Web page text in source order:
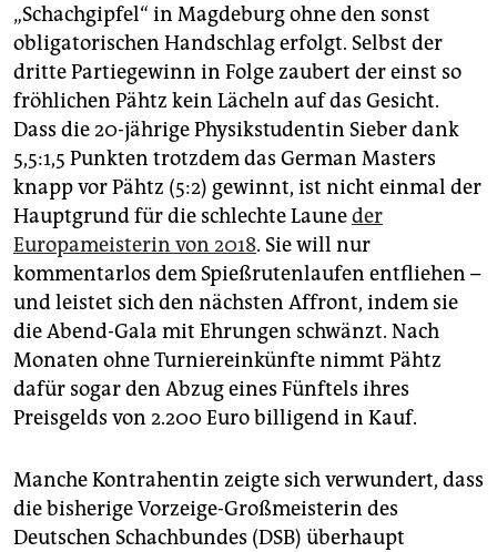
genossenschaft
epaper login
„Schachgipfel“ in Magdeburg ohne den sonst
obligatorischen Handschlag erfolgt. Selbst der
dritte Partiegewinn in Folge zaubert der einst so
fröhlichen Pähtz kein Lächeln auf das Gesicht.
Dass die 20-jährige Physikstudentin Sieber dank
5,5:1,5 Punkten trotzdem das German Masters
knapp vor Pähtz (5:2) gewinnt, ist nicht einmal der
Hauptgrund für die schlechte Launeder
Europameisterin von 2018. Sie will nur
kommentarlos dem Spießrutenlaufen entfliehen –
und leistet sich den nächsten Affront, indem sie
die Abend-Gala mit Ehrungen schwänzt. Nach
Monaten ohne Turniereinkünfte nimmt Pähtz
dafür sogar den Abzug eines Fünftels ihres
Preisgelds von 2.200 Euro billigend in Kauf.
Manche Kontrahentin zeigte sich verwundert, dass
die bisherige Vorzeige-Großmeisterin des
Deutschen Schachbundes (DSB) überhaupt